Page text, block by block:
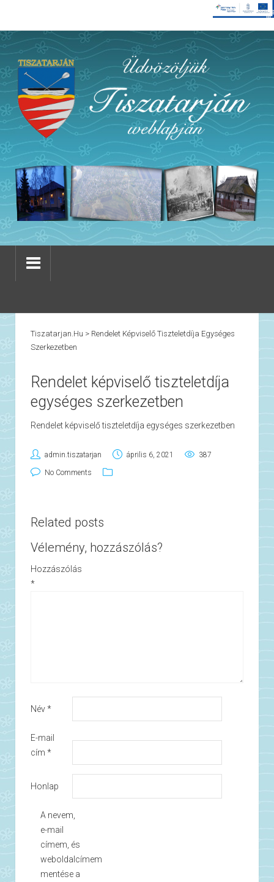
Tiszatarjan.hu > Rendelet Képviselő Tiszteletdíja Egységes
Szerkezetben
Rendelet képviselő tiszteletdíja
egységes szerkezetben
Rendelet képviselő tiszteletdíja egységes szerkezetben
admin.tiszatarjan április 6, 2021 387
No Comments
Related posts
Vélemény, hozzászólás?
Hozzászólás
*
Név*
E-mail
cím *
Honlap
A nevem,
e-mail
címem, és
weboldalcímem
mentése a